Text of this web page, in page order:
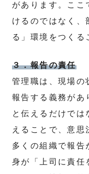
があります。ここ
けるのではなく、
る」環境をつくる
３．報告の責任
管理職は、現場の
報告する義務があ
と伝えるだけでは
えることで、意思
多くの組織で報告
身が「上司に責任